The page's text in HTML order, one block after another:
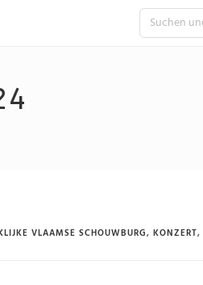
VLAAMSE SCHOUWBURG, KONZERT,